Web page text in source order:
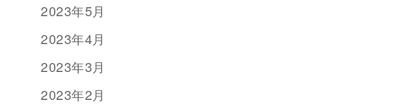
2023年5月
2023年4月
2023年3月
2023年2月